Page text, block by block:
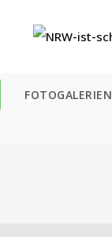
FOTOGALERIEN